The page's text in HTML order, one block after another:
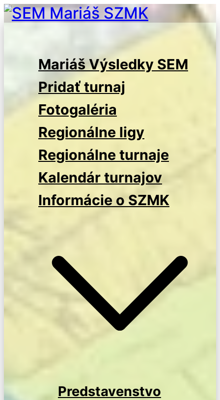
Prejsť
SEM Mariáš SZMK
Slovenská extraliga v mariáši
- Slovenský zväz
mariášových klubov
Mariáš Výsledky SEM
Pridať turnaj
Fotogaléria
Regionálne ligy
Regionálne turnaje
Kalendár turnajov
Informácie o SZMK
Predstavenstvo